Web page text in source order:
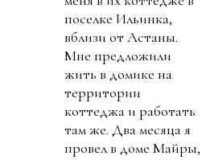
поселке Ильинка,
вблизи от Астаны.
Мне предложили
жить в домике на
территории
коттеджа и работать
там же. Два месяца я
провел в доме Майры,